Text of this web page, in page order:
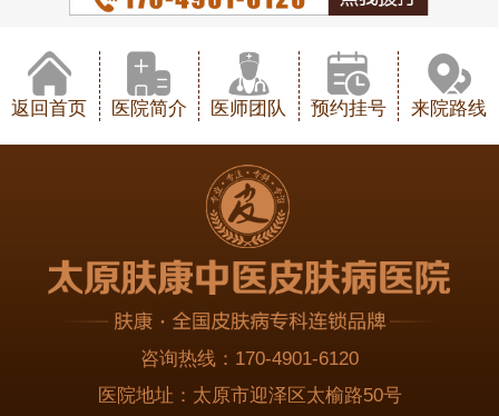
返回首页 医院简介 医师团队 预约挂号 来院路线
咨询热线： 170-4901-6120
医院地址： 太原市迎泽区太榆路50号